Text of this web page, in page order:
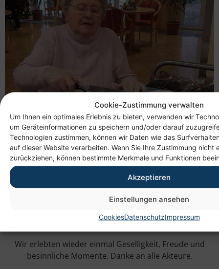
Cookie-Zustimmung verwalten
Um Ihnen ein optimales Erlebnis zu bieten, verwenden wir
um Geräteinformationen zu speichern und/oder darauf
Technologien zustimmen, können wir Daten wie das
auf dieser Website verarbeiten. Wenn Sie Ihre Zustimmung nicht
zurückziehen, können bestimmte Merkmale und Funktionen
Akzeptieren
Einstellungen ansehen
CookiesDatenschutzImpressum
Weihnachtslieder gehörten zu jeder Feier dazu. Es
wurde andächtig gelauscht oder fröhlich mitgesungen.
Wir erlebten wieder einmal Geselligkeit, Freude und
besinnliche Momente. Danke an alle Akteure.